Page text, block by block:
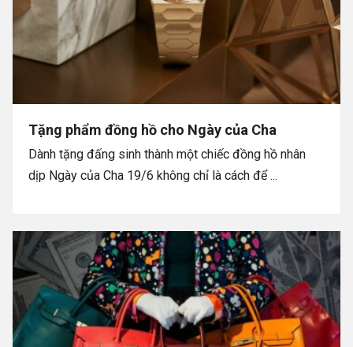
Tặng phẩm đồng hồ cho Ngày của Cha
Dành tặng đấng sinh thành một chiếc đồng hồ nhân
dịp Ngày của Cha 19/6 không chỉ là cách để ...